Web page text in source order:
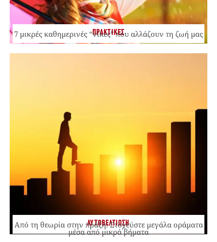
ΠΡΑΚΤΙΚΕΣ
7 μικρές καθημερινές “νίκες” που αλλάζουν τη ζωή μας
ΑΥΤΟΒΕΛΤΙΩΣΗ
Από τη θεωρία στην πράξη: Στοχεύστε μεγάλα οράματα
μέσα από μικρά βήματα